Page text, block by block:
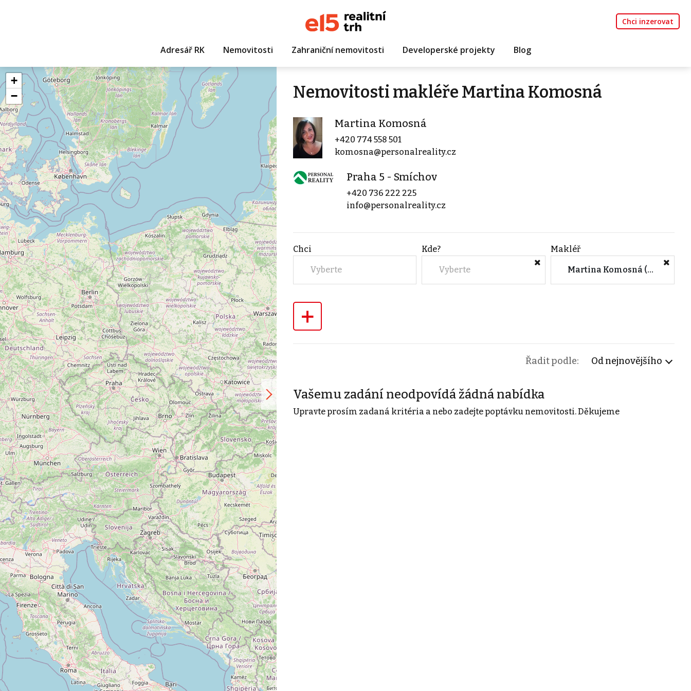
Chci inzerovat
Adresář RK Nemovitosti Zahraniční nemovitosti Developerské projekty Blog
+
−
Nemovitosti makléře Martina Komosná
Martina Komosná
+420 774 558 501
komosna@personalreality.cz
Praha 5 - Smíchov
+420 736 222 225
info@personalreality.cz
Chci
Vyberte
Kde?
Vyberte
Makléř
Martina Komosná (Praha 5 - Smíchov)
+
Řadit podle: Od nejnovějšího
Vašemu zadání neodpovídá žádná nabídka
Upravte prosím zadaná kritéria a nebo zadejte poptávku nemovitosti. Děkujeme